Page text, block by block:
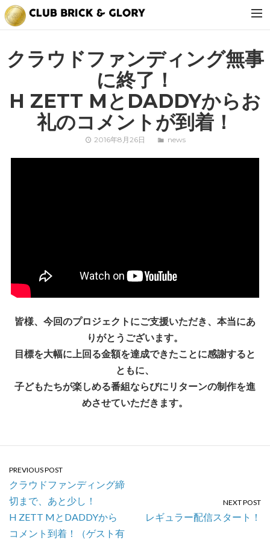
about us
news
tv
shop
tell me. daddy
クラウドファンディング無事
に終了！
H ZETT MとDADDYからお
礼のコメントが到着！
2016年8月26日 news
皆様、今回のプロジェクトにご支援いただき、本当にあ
りがとうございます。
目標を大幅に上回る金額を達成できたことに感謝すると
ともに、
子どもたちが楽しめる番組ならびにリターンの制作を進
めさせていただきます。
PREVIOUS POST
クラウドファンディング締
切まで、あと少し！
H ZETT MとDADDYから
コメント到着！（ゲスト有
NEXT POST
レギュラー配信スタート！